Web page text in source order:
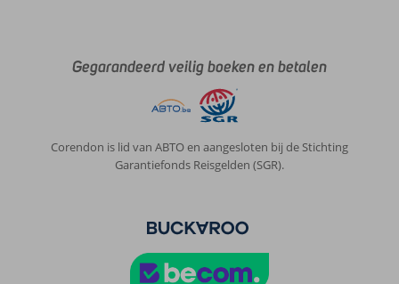
Gegarandeerd veilig boeken en betalen
Corendon is lid van ABTO en aangesloten bij de Stichting
Garantiefonds Reisgelden (SGR).